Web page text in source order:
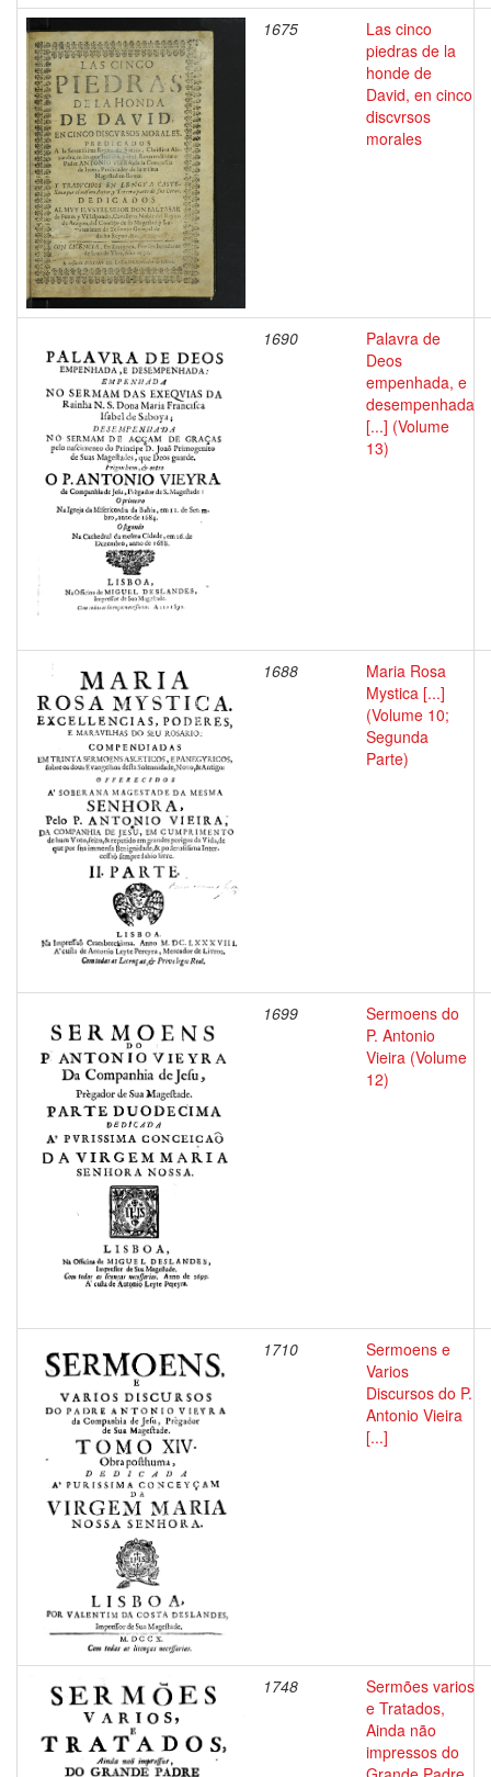
1675
Las cinco
piedras de la
honde de
David, en cinco
discvrsos
morales
1690
Palavra de
Deos
empenhada, e
desempenhada
[...] (Volume
13)
1688
Maria Rosa
Mystica [...]
(Volume 10;
Segunda
Parte)
1699
Sermoens do
P. Antonio
Vieira (Volume
12)
1710
Sermoens e
Varios
Discursos do P.
Antonio Vieira
[...]
1748
Sermões varios
e Tratados,
Ainda não
impressos do